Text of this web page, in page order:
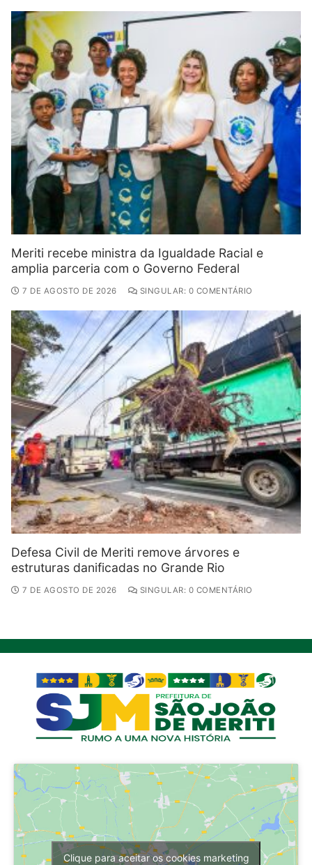
Meriti recebe ministra da Igualdade Racial e
amplia parceria com o Governo Federal
7 DE AGOSTO DE 2026 SINGULAR: 0 COMENTÁRIO
Defesa Civil de Meriti remove árvores e
estruturas danificadas no Grande Rio
7 DE AGOSTO DE 2026 SINGULAR: 0 COMENTÁRIO
Clique para aceitar os cookies marketing